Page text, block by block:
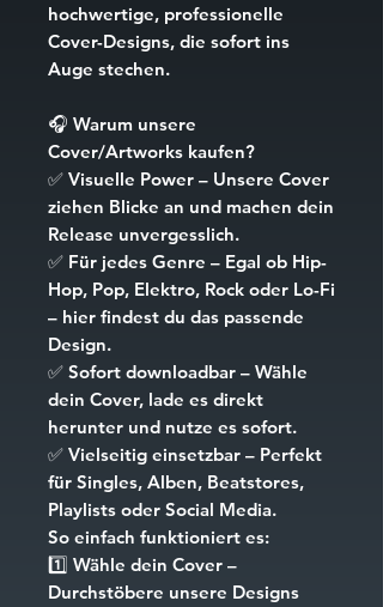
hochwertige, professionelle
Cover-Designs, die sofort ins
Auge stechen.
🎧 Warum unsere
Cover/Artworks kaufen?
✅ Visuelle Power – Unsere Cover
ziehen Blicke an und machen dein
Release unvergesslich.
✅ Für jedes Genre – Egal ob Hip-
Hop, Pop, Elektro, Rock oder Lo-Fi
– hier findest du das passende
Design.
✅ Sofort downloadbar – Wähle
dein Cover, lade es direkt
herunter und nutze es sofort.
✅ Vielseitig einsetzbar – Perfekt
für Singles, Alben, Beatstores,
Playlists oder Social Media.
So einfach funktioniert es:
1️⃣ Wähle dein Cover –
Durchstöbere unsere Designs